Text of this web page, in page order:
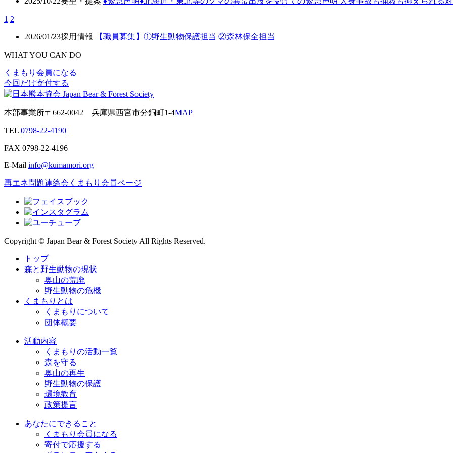
1 2
2026/01/23採用情報 【職員募集】①野生動物保護担当 ②森林保全担当
WHAT YOU CAN DO
くまもり会員になる
今回だけ寄付する
本部事業所〒662-0042 兵庫県西宮市分銅町1-4MAP
TEL 0798-22-4190
FAX 0798-22-4196
E-Mail info@kumamori.org
再エネ問題連絡会 くまもり会員ページ
Copyright © Japan Bear & Forest Society All Rights Reserved.
トップ
森と野生動物の現状
奥山の荒廃
野生動物の危機
くまもりとは
くまもりについて
団体概要
活動内容
くまもりの活動一覧
森を守る
奥山の再生
野生動物の保護
環境教育
政策提言
あなたにできること
くまもり会員になる
寄付で応援する